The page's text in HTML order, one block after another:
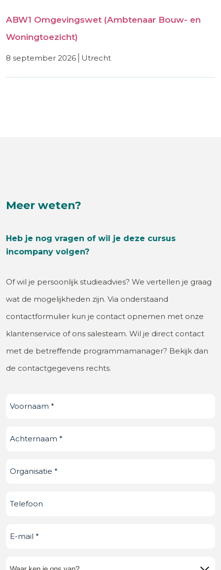
ABW1 Omgevingswet (Ambtenaar Bouw- en
Woningtoezicht)
8 september 2026 utrecht
Meer weten?
Heb je nog vragen of wil je deze cursus
incompany volgen?
Of wil je persoonlijk studieadvies? We vertellen je graag
wat de mogelijkheden zijn. Via onderstaand
contactformulier kun je contact opnemen met onze
klantenservice of ons salesteam. Wil je direct contact
met de betreffende programmamanager? Bekijk dan
de contactgegevens rechts.
Voornaam (Vereist)
Achternaam (Vereist)
Organisatie(Vereist)
Telefoonnummer
E-
Waar